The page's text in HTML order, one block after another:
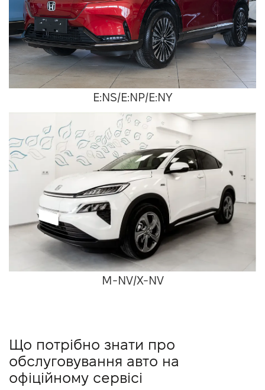
E:NS/E:NP/E:NY
M-NV/X-NV
Що потрібно знати про
обслуговування авто на
офіційному сервісі